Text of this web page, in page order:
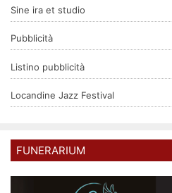
Sine ira et studio
Pubblicità
Listino pubblicità
Locandine Jazz Festival
FUNERARIUM